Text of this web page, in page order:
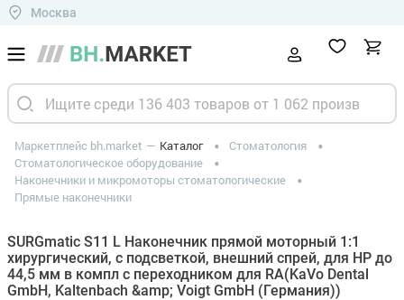
Москва
Маркетплейс bh.market Каталог
Стоматология
Стоматологическое оборудование
Наконечники и микромоторы стоматологические
Прямые наконечники
SURGmatic S11 L Наконечник прямой моторный 1:1
хирургический, с подсветкой, внешний спрей, для HP до
44,5 мм в компл с переходником для RA(KaVo Dental
GmbH, Kaltenbach &amp; Voigt GmbH (Германия))